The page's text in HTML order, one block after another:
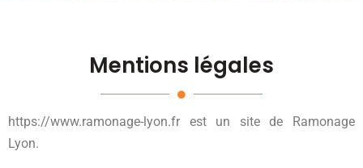
Mentions légales
https://www.ramonage-lyon.fr est un site de Ramonage
Lyon.